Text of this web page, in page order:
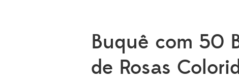
Buquê com 50
de Rosas